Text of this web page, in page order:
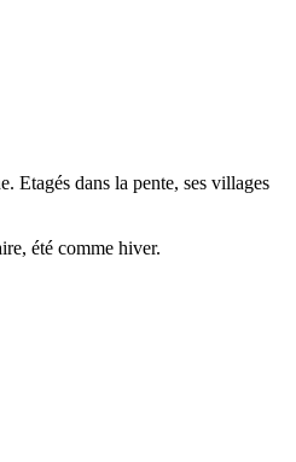
Etagés dans la pente, ses villages
été comme hiver.